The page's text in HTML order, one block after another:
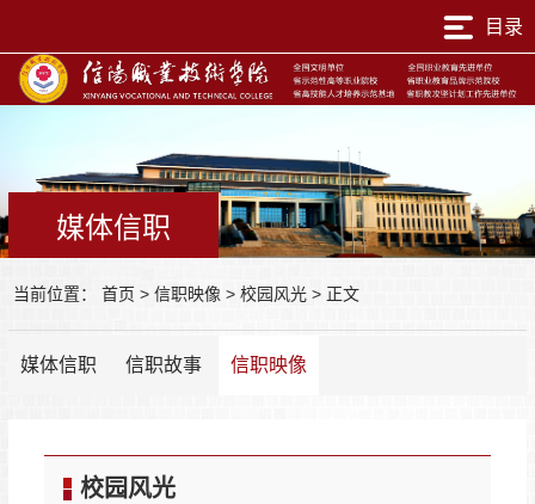
目录
媒体信职
当前位置： 首页 > 信职映像 > 校园风光 >正文
媒体信职 信职故事 信职映像
校园风光